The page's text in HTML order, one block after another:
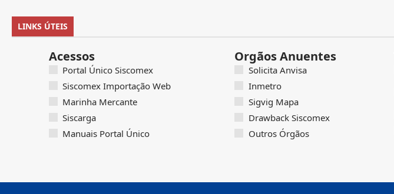
LINKS ÚTEIS
Acessos
Portal Único Siscomex
Siscomex Importação Web
Marinha Mercante
Siscarga
Manuais Portal Único
Orgãos Anuentes
Solicita Anvisa
Inmetro
Sigvig Mapa
Drawback Siscomex
Outros Órgãos